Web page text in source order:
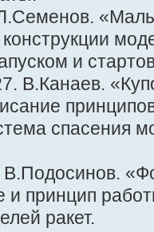
и
В.Канаев.
спасения
В.Подосинов.
и принцип
ракет.